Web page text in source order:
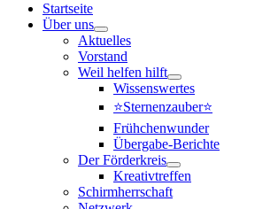
Startseite
Über uns
Aktuelles
Vorstand
Weil helfen hilft
Wissenswertes
⭐Sternenzauber⭐
Frühchenwunder
Übergabe-Berichte
Der Förderkreis
Kreativtreffen
Schirmherrschaft